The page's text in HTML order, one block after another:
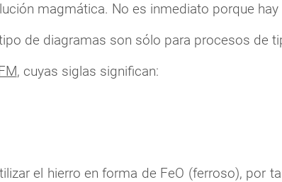
magmática. No es inmediato porque
de diagramas son sólo para procesos de
, cuyas siglas significan:
el hierro en forma de FeO (ferroso), por